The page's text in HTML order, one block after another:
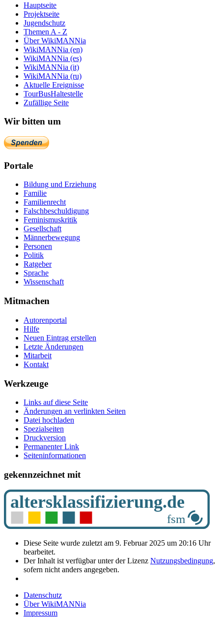
Hauptseite
Projektseite
Jugendschutz
Themen A - Z
Über WikiMANNia
WikiMANNia (en)
WikiMANNia (es)
WikiMANNia (it)
WikiMANNia (ru)
Aktuelle Ereignisse
TourBusHaltestelle
Zufällige Seite
Wir bitten um
Portale
Bildung und Erziehung
Familie
Familienrecht
Falschbeschuldigung
Feminismuskritik
Gesellschaft
Männerbewegung
Personen
Politik
Ratgeber
Sprache
Wissenschaft
Mitmachen
Autorenportal
Hilfe
Neuen Eintrag erstellen
Letzte Änderungen
Mitarbeit
Kontakt
Werkzeuge
Links auf diese Seite
Änderungen an verlinkten Seiten
Datei hochladen
Spezialseiten
Druckversion
Permanenter Link
Seiten­­informationen
gekennzeichnet mit
Diese Seite wurde zuletzt am 9. Februar 2025 um 20:16 Uhr
bearbeitet.
Der Inhalt ist verfügbar unter der Lizenz Nutzungsbedingung,
sofern nicht anders angegeben.
Datenschutz
Über WikiMANNia
Impressum